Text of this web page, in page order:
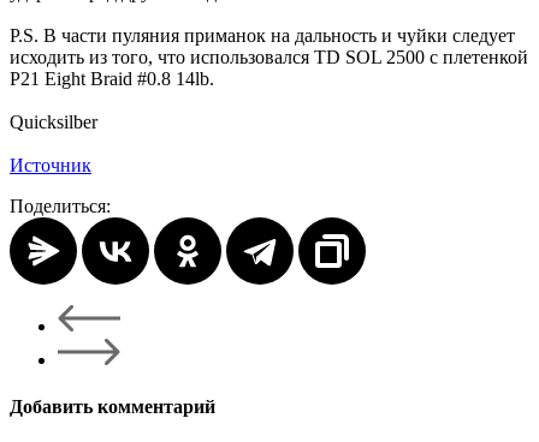
P.S. В части пуляния приманок на дальность и чуйки следует
исходить из того, что использовался TD SOL 2500 с плетенкой
P21 Eight Braid #0.8 14lb.
Quicksilber
Источник
Поделиться:
Добавить комментарий